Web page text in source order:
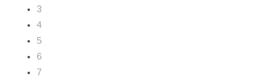
3
4
5
6
7